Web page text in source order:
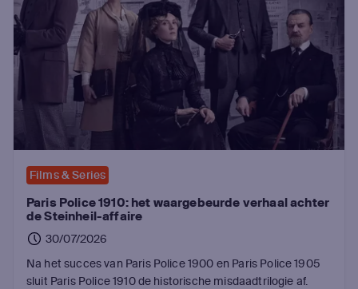
Films & Series
Paris Police 1910: het waargebeurde verhaal achter
de Steinheil-affaire
30/07/2026
Na het succes van Paris Police 1900 en Paris Police 1905
sluit Paris Police 1910 de historische misdaadtrilogie af.